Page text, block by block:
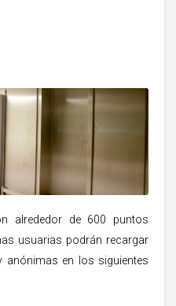
alrededor de 600 puntos
usuarias podrán recargar
anónimas en los siguientes